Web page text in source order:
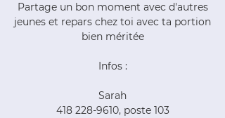
Partage un bon moment avec d'autres
jeunes et repars chez toi avec ta portion
bien méritée
Infos :
Sarah
418 228-9610, poste 103